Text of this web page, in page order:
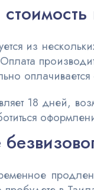
из
18 дней,